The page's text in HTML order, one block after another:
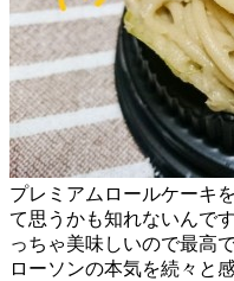
プレミアムロールケーキ
て思うかも知れないんで
っちゃ美味しいので最高
ローソンの本気を続々と